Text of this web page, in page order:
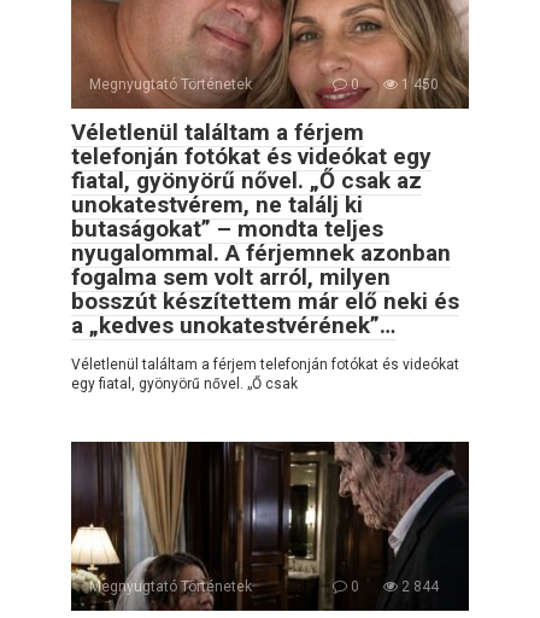
Megnyugtató Történetek 0 1 450
Véletlenül találtam a férjem
telefonján fotókat és videókat egy
fiatal, gyönyörű nővel. „Ő csak az
unokatestvérem, ne találj ki
butaságokat” – mondta teljes
nyugalommal. A férjemnek azonban
fogalma sem volt arról, milyen
bosszút készítettem már elő neki és
a „kedves unokatestvérének”…
Véletlenül találtam a férjem telefonján fotókat és videókat
egy fiatal, gyönyörű nővel. „Ő csak
Megnyugtató Történetek 0 2 844